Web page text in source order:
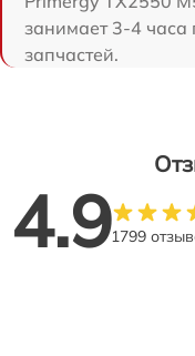
занимает 3-4
запчастей.
4.91799